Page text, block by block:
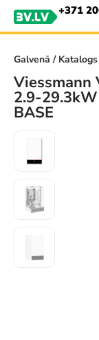
+371
Galvenā / Katalogs
Viessmann
2.9-
BASE